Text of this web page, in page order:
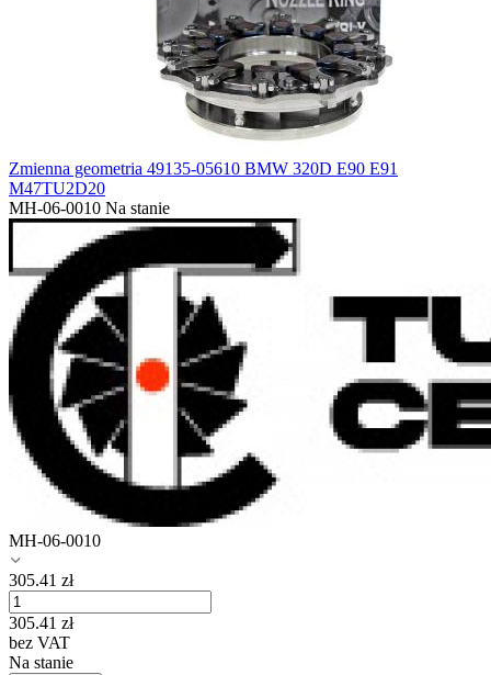
Zmienna geometria 49135-05610 BMW 320D E90 E91
M47TU2D20
MH-06-0010 Na stanie
MH-06-0010
305.41 zł
305.41 zł
bez VAT
Na stanie